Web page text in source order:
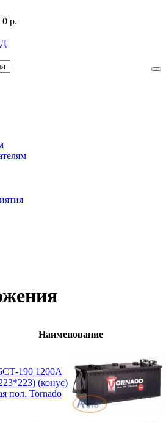
0 р.
Наименование
190 1200А
(конус)
пол. Tornado